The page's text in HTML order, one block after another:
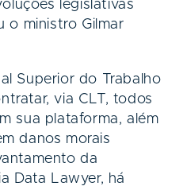
legislativas
o ministro Gilmar
Superior do Trabalho
via CLT, todos
sua plataforma, além
danos morais
da
Data Lawyer, há